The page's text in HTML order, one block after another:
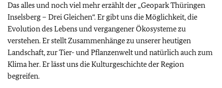
Das alles und noch viel mehr erzählt der „Geopark Thüringen
Inselsberg – Drei Gleichen“. Er gibt uns die Möglichkeit, die
Evolution des Lebens und vergangener Ökosysteme zu
verstehen. Er stellt Zusammenhänge zu unserer heutigen
Landschaft, zur Tier- und Pflanzenwelt und natürlich auch zum
Klima her. Er lässt uns die Kulturgeschichte der Region
begreifen.